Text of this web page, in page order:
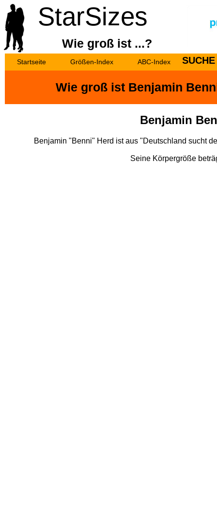
StarSizes
Wie groß ist ...?
SUCHE
Startseite Größen-Index ABC-Index
Wie groß ist Benjamin
Benjamin
Benjamin "Benni" Herd ist aus "Deutschland sucht
Seine Körpergröße